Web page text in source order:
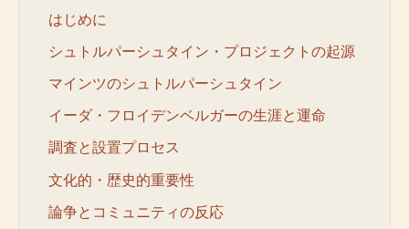
はじめに
シュトルパーシュタイン・プロジェクトの起源
マインツのシュトルパーシュタイン
イーダ・フロイデンベルガーの生涯と運命
調査と設置プロセス
文化的・歴史的重要性
論争とコミュニティの反応